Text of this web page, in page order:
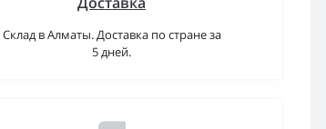
Склад в Алматы. Доставка по стране за
5 дней.